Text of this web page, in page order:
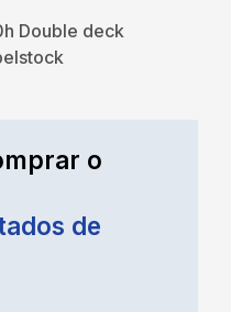
Double deck
o
de